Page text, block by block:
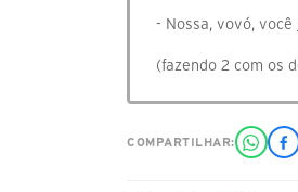
- Nossa, vovó,
(fazendo 2 com os
COMPARTILHAR: